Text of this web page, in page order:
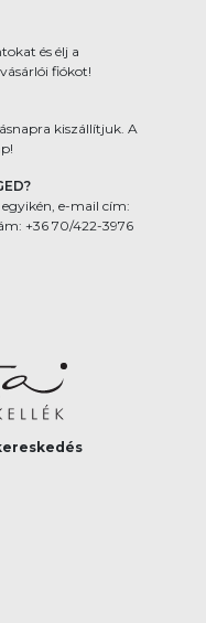
és élj a
fiókot!
kiszállítjuk. A
e-mail cím:
+36 70/422-3976